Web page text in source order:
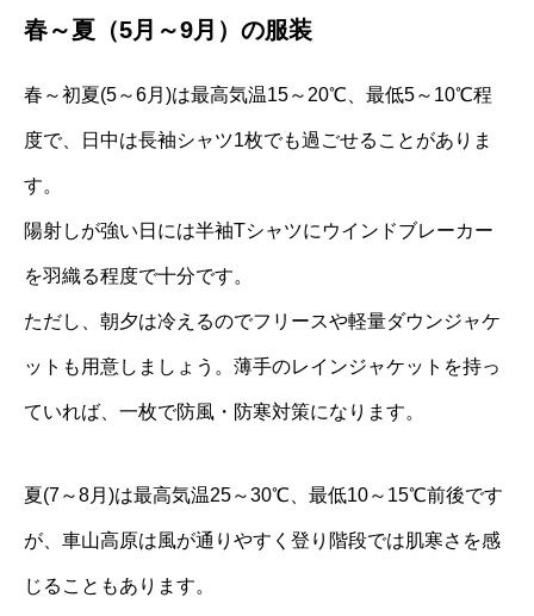
春～夏（5月～9月）の服装
春～初夏(5～6月)は最高気温15～20℃、最低5～10℃程
度で、日中は長袖シャツ1枚でも過ごせることがありま
す。
陽射しが強い日には半袖Tシャツにウインドブレーカー
を羽織る程度で十分です。
ただし、朝夕は冷えるのでフリースや軽量ダウンジャケ
ットも用意しましょう。薄手のレインジャケットを持っ
ていれば、一枚で防風・防寒対策になります。
夏(7～8月)は最高気温25～30℃、最低10～15℃前後です
が、車山高原は風が通りやすく登り階段では肌寒さを感
じることもあります。